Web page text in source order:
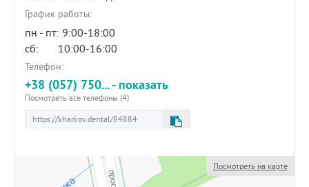
График работы:
пн - пт: 9:00-18:00
сб:
10:00-16:00
Телефон:
+38 (057) 750... - показать
Посмотреть все телефоны (4)
Посмотреть на карте